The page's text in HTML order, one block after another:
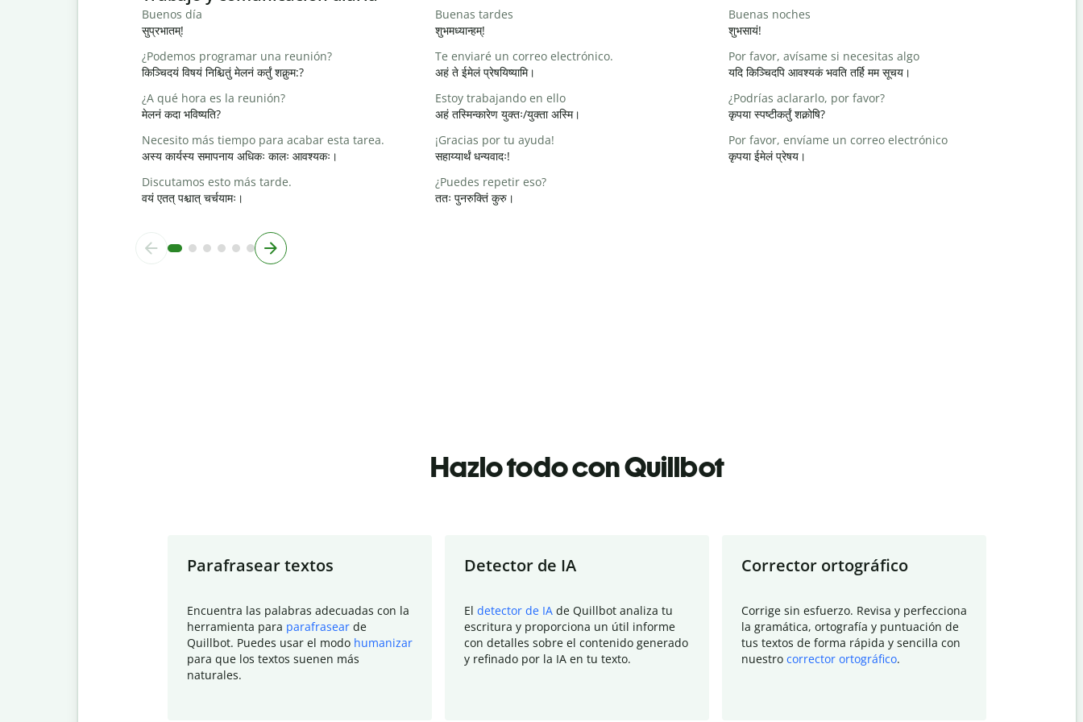
Buenos día
सुप्रभातम्!
Buenas tardes
शुभमध्यान्हम्!
Buenas noches
शुभसायं!
¿Podemos programar una reunión?
किञ्चिदयं विषयं निश्चितुं मेलनं कर्तुं शक्नुम:?
Te enviaré un correo electrónico.
अहं ते ईमेलं प्रेषयिष्यामि।
Por favor, avísame si necesitas algo
यदि किञ्चिदपि आवश्यकं भवति तर्हि मम सूचय।
¿A qué hora es la reunión?
मेलनं कदा भविष्यति?
Estoy trabajando en ello
अहं तस्मिन्कारेण युक्तः/युक्ता अस्मि।
¿Podrías aclararlo, por favor?
कृपया स्पष्टीकर्तुं शक्नोषि?
Necesito más tiempo para acabar esta tarea.
अस्य कार्यस्य समापनाय अधिकः कालः आवश्यकः।
¡Gracias por tu ayuda!
सहाय्यार्थं धन्यवादः!
Por favor, envíame un correo electrónico
कृपया ईमेलं प्रेषय।
Discutamos esto más tarde.
वयं एतत् पश्चात् चर्चयामः।
¿Puedes repetir eso?
ततः पुनरुक्तिं कुरु।
Hazlo todo con Quillbot
Parafrasear textos
Encuentra las palabras adecuadas con la
herramienta para parafrasear de
Quillbot. Puedes usar el modo humanizar
para que los textos suenen más
naturales.
Detector de IA
El detector de IA de Quillbot analiza tu
escritura y proporciona un útil informe
con detalles sobre el contenido generado
y refinado por la IA en tu texto.
Corrector ortográfico
Corrige sin esfuerzo. Revisa y perfecciona
la gramática, ortografía y puntuación de
tus textos de forma rápida y sencilla con
nuestro corrector ortográfico.